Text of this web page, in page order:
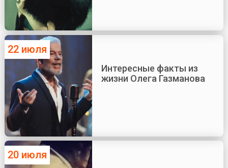
22 июля
Интересные факты из
жизни Олега Газманова
20 июля